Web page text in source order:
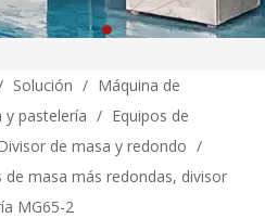
Solución / Máquina de
pastelería / Equipos de
de masa y redondo /
masa más redondas, divisor
MG65-2